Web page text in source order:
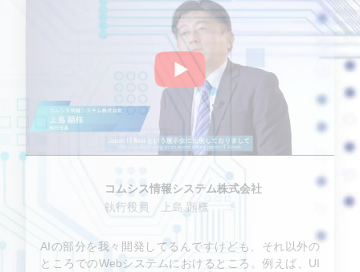
コムシス情報システム株式会社
執行役員 上島 顕様
AIの部分を我々開発してるんですけども、それ以外の
ところでのWebシステムにおけるところ。例えば、UI